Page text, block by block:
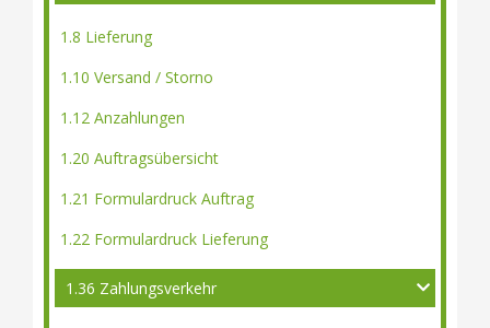
1.8 Lieferung
1.10 Versand / Storno
1.12 Anzahlungen
1.20 Auftragsübersicht
1.21 Formulardruck Auftrag
1.22 Formulardruck Lieferung
1.36 Zahlungsverkehr